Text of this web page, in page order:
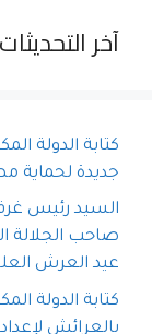
آخر التحديثات
كتابة الدولة
جديدة لحماية
السيد رئيس
صاحب الجلالة
عيد العرش
كتابة الدولة
بالعرائش